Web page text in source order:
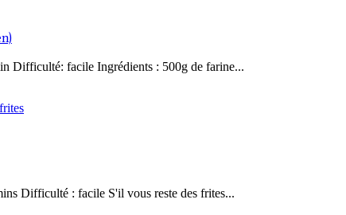
Difficulté: facile Ingrédients : 500g de farine...
Difficulté : facile S'il vous reste des frites...